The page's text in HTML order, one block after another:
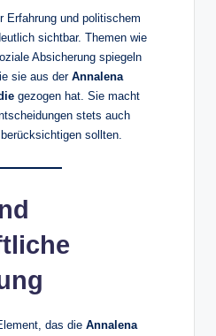
Erfahrung und politischem
sichtbar. Themen wie
Absicherung spiegeln
sie aus der Annalena
gezogen hat. Sie macht
stets auch
sollten.
das die Annalena